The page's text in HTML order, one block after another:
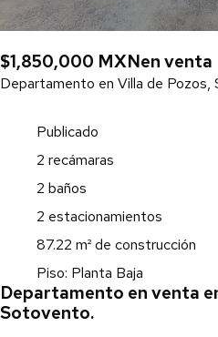
$1,850,000 MXNen venta
Departamento en Villa de Pozos,
Publicado
2 recámaras
2 baños
2 estacionamientos
87.22 m² de construcción
Piso: Planta Baja
Departamento en venta
Sotovento.